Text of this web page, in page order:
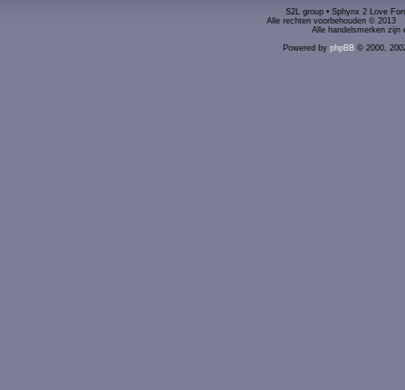
S2L group • Sphynx 2 Love
Alle rechten voorbehouden ©
Alle handelsmerken zijn
Powered by phpBB© 2000,